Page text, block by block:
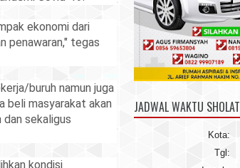
ekonomi dari
penawaran," tegas
buruh namun juga
beli masyarakat akan
dan sekaligus
kondisi
JADWAL WAKTU SHOLAT
Kota:
Tgl: